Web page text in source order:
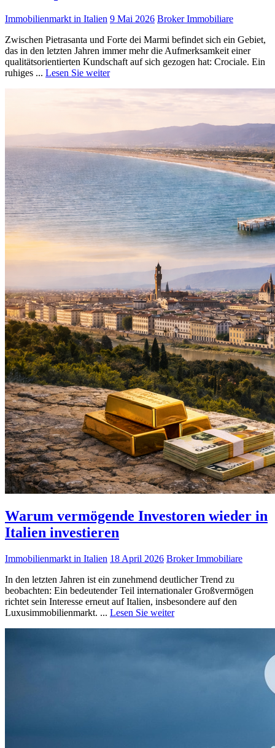
Immobilienmarkt in Italien 9 Mai 2026 Broker Immobiliare
Zwischen Pietrasanta und Forte dei Marmi befindet sich ein Gebiet,
das in den letzten Jahren immer mehr die Aufmerksamkeit einer
qualitätsorientierten Kundschaft auf sich gezogen hat: Crociale. Ein
ruhiges ... Lesen Sie weiter
Warum vermögende Investoren wieder in
Italien investieren
Immobilienmarkt in Italien 18 April 2026 Broker Immobiliare
In den letzten Jahren ist ein zunehmend deutlicher Trend zu
beobachten: Ein bedeutender Teil internationaler Großvermögen
richtet sein Interesse erneut auf Italien, insbesondere auf den
Luxusimmobilienmarkt. ... Lesen Sie weiter